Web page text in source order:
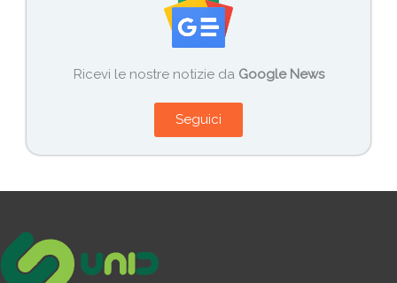
Ricevi le nostre notizie da Google News
Seguici